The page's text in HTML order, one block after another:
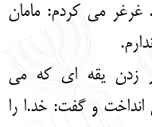
غرغر می کردم: مامان
زدن یقه ای که می
و گفت: خد.ا را